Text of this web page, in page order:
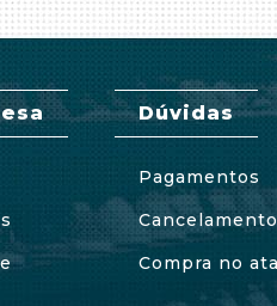
Dúvidas
Pagamentos
Compra no